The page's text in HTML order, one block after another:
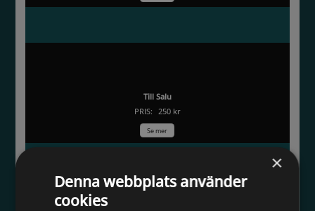
Till Salu
PRIS: 250 kr
Se mer
Slätmossens björkar
×
Denna webbplats använder
cookies